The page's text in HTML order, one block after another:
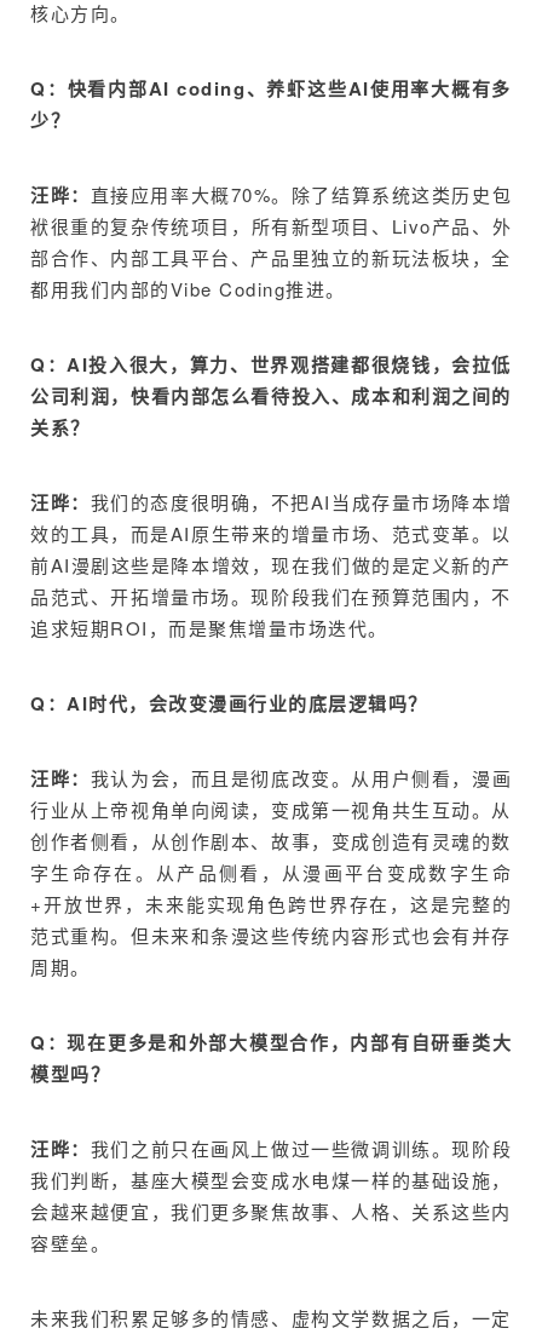
核心方向。
Q：快看内部AI coding、养虾这些AI使用率大概有多
少？
汪晔： 直接应用率大概70%。除了结算系统这类历史包
袱很重的复杂传统项目，所有新型项目、Livo产品、外
部合作、内部工具平台、产品里独立的新玩法板块，全
都用我们内部的Vibe Coding推进。
Q：AI投入很大，算力、世界观搭建都很烧钱，会拉低
公司利润，快看内部怎么看待投入、成本和利润之间的
关系？
汪晔： 我们的态度很明确，不把AI当成存量市场降本增
效的工具，而是AI原生带来的增量市场、范式变革。以
前AI漫剧这些是降本增效，现在我们做的是定义新的产
品范式、开拓增量市场。现阶段我们在预算范围内，不
追求短期ROI，而是聚焦增量市场迭代。
Q：AI时代，会改变漫画行业的底层逻辑吗？
汪晔： 我认为会，而且是彻底改变。从用户侧看，漫画
行业从上帝视角单向阅读，变成第一视角共生互动。从
创作者侧看，从创作剧本、故事，变成创造有灵魂的数
字生命存在。从产品侧看，从漫画平台变成数字生命
+开放世界，未来能实现角色跨世界存在，这是完整的
范式重构。但未来和条漫这些传统内容形式也会有并存
周期。
Q：现在更多是和外部大模型合作，内部有自研垂类大
模型吗？
汪晔： 我们之前只在画风上做过一些微调训练。现阶段
我们判断，基座大模型会变成水电煤一样的基础设施，
会越来越便宜，我们更多聚焦故事、人格、关系这些内
容壁垒。
未来我们积累足够多的情感、虚构文学数据之后，一定